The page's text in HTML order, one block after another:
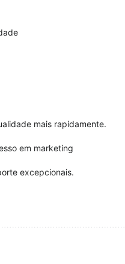
mais rapidamente.
em marketing
excepcionais.